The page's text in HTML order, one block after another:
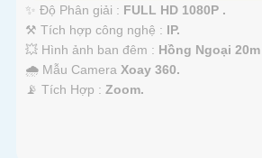
✨ Độ Phân giải : FULL HD 1080P .
⚒ Tích hợp công nghệ : IP.
💥 Hình ảnh ban đêm : Hồng Ngoại
🌧️ Mẫu Camera Xoay 360.
️📡 Tích Hợp : Zoom.